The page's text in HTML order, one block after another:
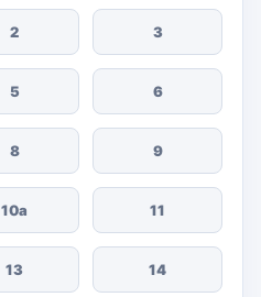
2 3
5 6
8 9
10а 11
13 14